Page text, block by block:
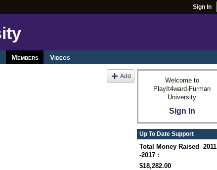
Sign In
Members Videos
Add
Welcome to
PlayIt4ward-Furman
University
Sign In
Up To Date Support
Total Money Raised 2011
-2017 :
$18,282.00